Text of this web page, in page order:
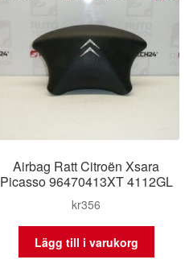
Airbag Ratt Citroën Xsara
Picasso 96470413XT 4112GL
kr356
Lägg till i varukorg